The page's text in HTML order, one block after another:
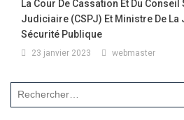
La Cour De Cassation Et Du
Judiciaire (CSPJ) Et Ministre De La
Sécurité Publique
23 janvier 2023 webmaster